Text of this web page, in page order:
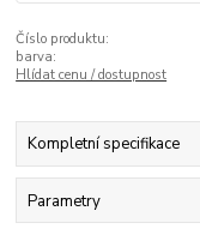
Číslo produktu:
barva:
Hlídat cenu / dostupnost
Kompletní specifikace
Parametry